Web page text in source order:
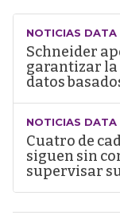
NOTICIAS DATA
Schneider
garantizar la
datos
NOTICIAS DATA
Cuatro de
siguen sin
supervisar